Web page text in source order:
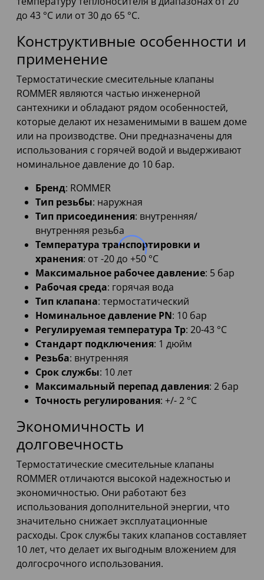
до 43 °С или от 30 до 65 °С.
Конструктивные особенности и
применение
Термостатические смесительные клапаны
ROMMER являются частью инженерной
сантехники и обладают рядом особенностей,
которые делают их незаменимыми в вашем доме
или на производстве. Они предназначены для
использования с горячей водой и выдерживают
номинальное давление до 10 бар.
Бренд: ROMMER
Тип резьбы: наружная
Тип присоединения: внутренняя/
внутренняя резьба
Температура транспортировки и
хранения: от -20 до +50 °С
Максимальное рабочее давление: 5 бар
Рабочая среда: горячая вода
Тип клапана: термостатический
Номинальное давление PN: 10 бар
Регулируемая температура Тр: 20-43 °С
Стандарт подключения: 1 дюйм
Резьба: внутренняя
Срок службы: 10 лет
Максимальный перепад давления: 2 бар
Точность регулирования: +/- 2 °С
Экономичность и
долговечность
Термостатические смесительные клапаны
ROMMER отличаются высокой надежностью и
экономичностью. Они работают без
использования дополнительной энергии, что
значительно снижает эксплуатационные
расходы. Срок службы таких клапанов составляет
10 лет, что делает их выгодным вложением для
долгосрочного использования.